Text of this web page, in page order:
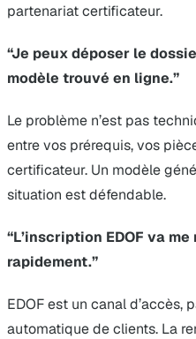
partenariat certificateur.
“Je peux déposer le
modèle trouvé en ligne.”
Le problème n’est pas
entre vos prérequis, vos
certificateur. Un modèle
situation est défendable.
“L’inscription EDOF va
rapidement.”
EDOF est un canal d’accès,
automatique de clients. La